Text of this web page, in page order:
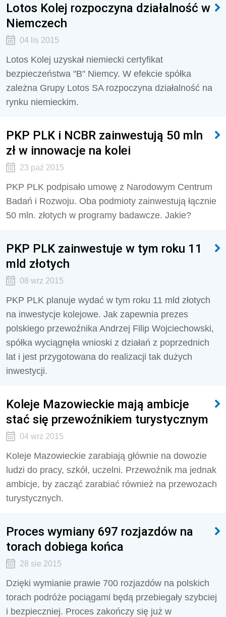
Lotos Kolej rozpoczyna działalność w
Niemczech
04 lis 2015
Lotos Kolej uzyskał niemiecki certyfikat
bezpieczeństwa "B" Niemcy. W efekcie spółka
zależna Grupy Lotos SA rozpoczyna działalność na
rynku niemieckim.
PKP PLK i NCBR zainwestują 50 mln
zł w innowacje na kolei
23 paź 2015
PKP PLK podpisało umowę z Narodowym Centrum
Badań i Rozwoju. Oba podmioty zainwestują łącznie
50 mln. złotych w programy badawcze. Jakie?
PKP PLK zainwestuje w tym roku 11
mld złotych
08 wrz 2015
PKP PLK planuje wydać w tym roku 11 mld złotych
na inwestycje kolejowe. Jak zapewnia prezes
polskiego przewoźnika Andrzej Filip Wojciechowski,
spółka wyciągnęła wnioski z działań z poprzednich
lat i jest przygotowana do realizacji tak dużych
inwestycji.
Koleje Mazowieckie mają ambicje
stać się przewoźnikiem turystycznym
04 wrz 2015
Koleje Mazowieckie zarabiają głównie na dowozie
ludzi do pracy, szkół, uczelni. Przewoźnik ma jednak
ambicje, by zacząć zarabiać również na przewozach
turystycznych.
Proces wymiany 697 rozjazdów na
torach dobiega końca
28 sie 2015
Dzięki wymianie prawie 700 rozjazdów na polskich
torach podróże pociągami będą przebiegały szybciej
i bezpieczniej. Proces zakończy się już w